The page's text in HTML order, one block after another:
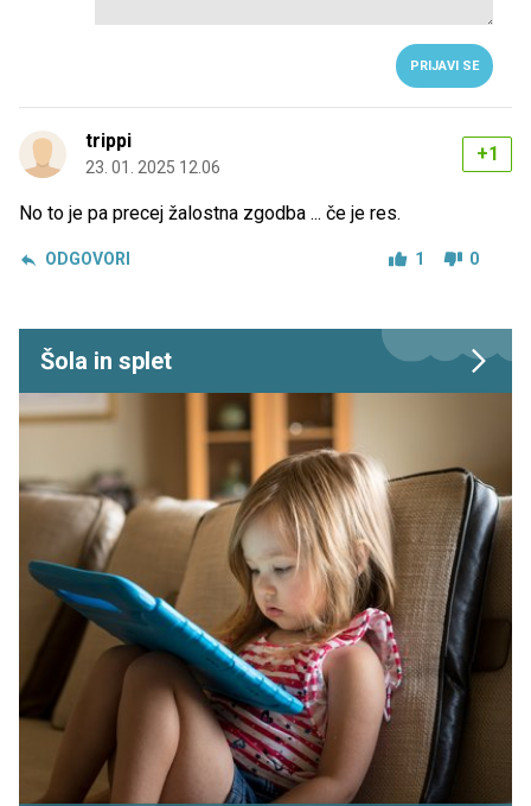
PRIJAVI SE
trippi
23. 01. 2025 12.06
+1
No to je pa precej žalostna zgodba ... če je res.
ODGOVORI 1 0
Šola in splet